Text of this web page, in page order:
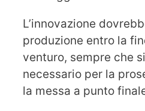
L’innovazione
produzione entro la
venturo, sempre che
necessario per la
la messa a punto